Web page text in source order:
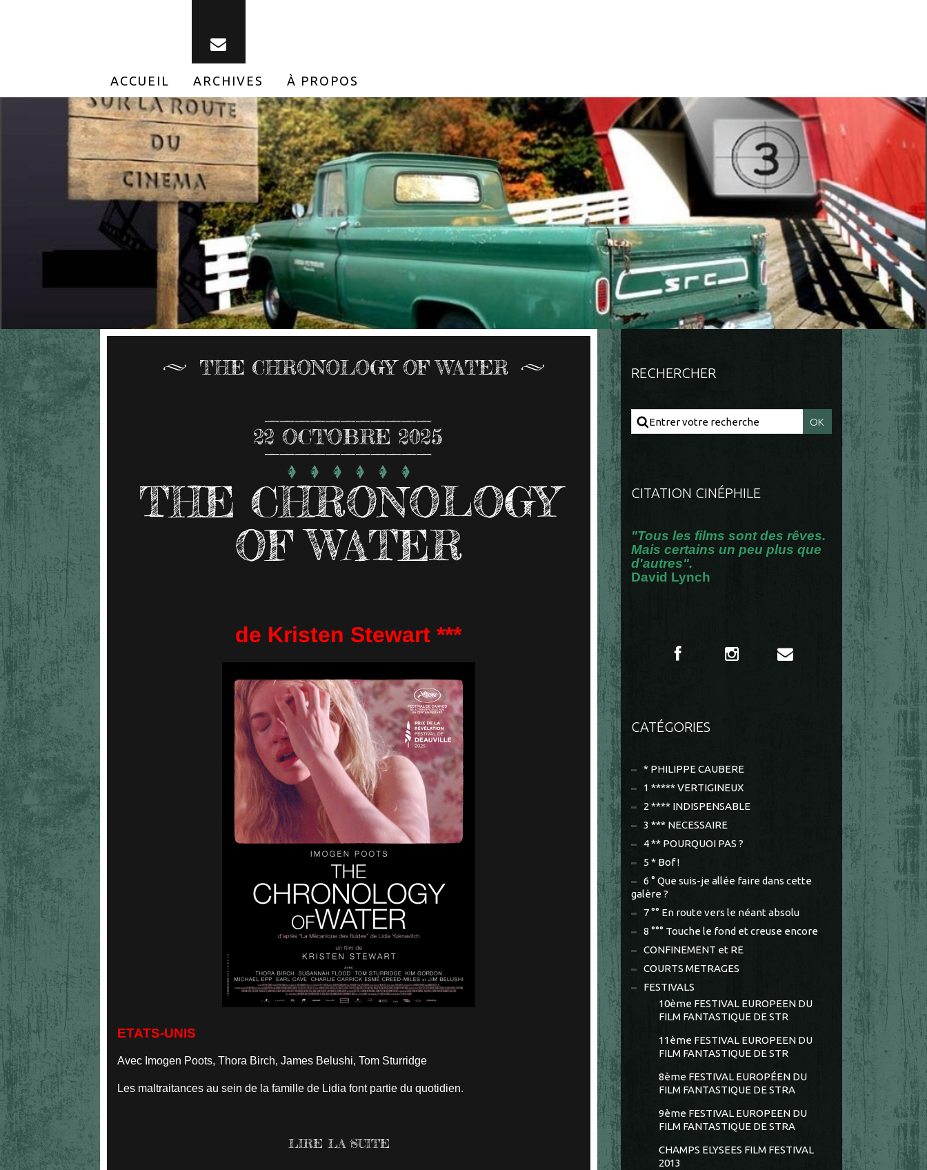
ACCUEIL ARCHIVES À PROPOS
THE CHRONOLOGY OF WATER
22 OCTOBRE 2025
THE CHRONOLOGY
OF WATER
de Kristen Stewart ***
ETATS-UNIS
Avec Imogen Poots, Thora Birch, James Belushi, Tom Sturridge
Les maltraitances au sein de la famille de Lidia font partie du quotidien.
LIRE LA SUITE
RECHERCHER
CITATION CINÉPHILE
"Tous les films sont des rêves.
Mais certains un peu plus que
d'autres".
David Lynch
CATÉGORIES
* PHILIPPE CAUBERE
1 ***** VERTIGINEUX
2 **** INDISPENSABLE
3 *** NECESSAIRE
4 ** POURQUOI PAS ?
5 * Bof !
6 ° Que suis-je allée faire dans cette
galère ?
7 °° En route vers le néant absolu
8 °°° Touche le fond et creuse encore
CONFINEMENT et RE
COURTS METRAGES
FESTIVALS
10ème FESTIVAL EUROPEEN DU
FILM FANTASTIQUE DE STR
11ème FESTIVAL EUROPEEN DU
FILM FANTASTIQUE DE STR
8ème FESTIVAL EUROPÉEN DU
FILM FANTASTIQUE DE STRA
9ème FESTIVAL EUROPEEN DU
FILM FANTASTIQUE DE STRA
CHAMPS ELYSEES FILM FESTIVAL
2013